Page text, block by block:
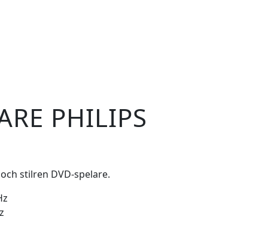
PHILIPS
stilren DVD-spelare.